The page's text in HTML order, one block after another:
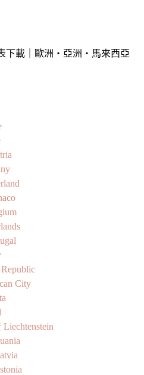
下載｜歐洲・亞洲・馬來西亞
City